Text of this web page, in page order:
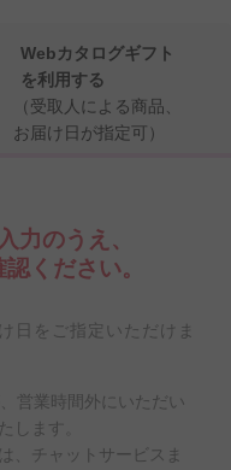
Webカタログギフト
を利用する
（受取人による商品、
お届け日が指定可）
力のうえ、
ください。
日をご指定いただけま
営業時間外にいただい
します。
、チャットサービスま